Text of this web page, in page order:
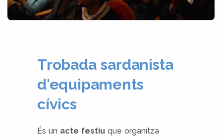
Trobada sardanista
d'equipaments
cívics
És un acte festiu que organitza